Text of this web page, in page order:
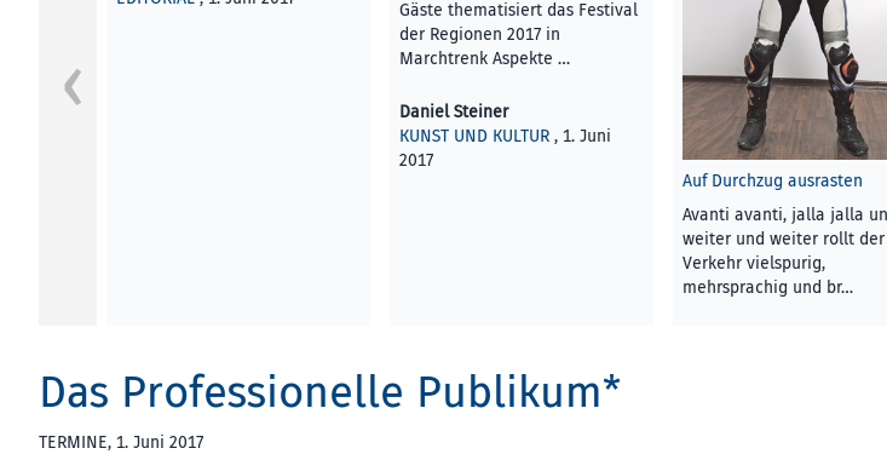
Gäste thematisiert das Festival
der Regionen 2017 in
Marchtrenk Aspekte …
Daniel Steiner
KUNST UND KULTUR , 1. Juni
2017
Auf Durchzug ausrasten
Avanti avanti, jalla jalla
weiter und weiter rollt der
Verkehr viel­spurig,
mehrsprachig und br…
Das Professionelle Publikum*
TERMINE, 1. Juni 2017